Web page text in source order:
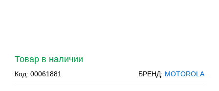
Товар в наличии
Код: 00061881 БРЕНД: MOTOROLA